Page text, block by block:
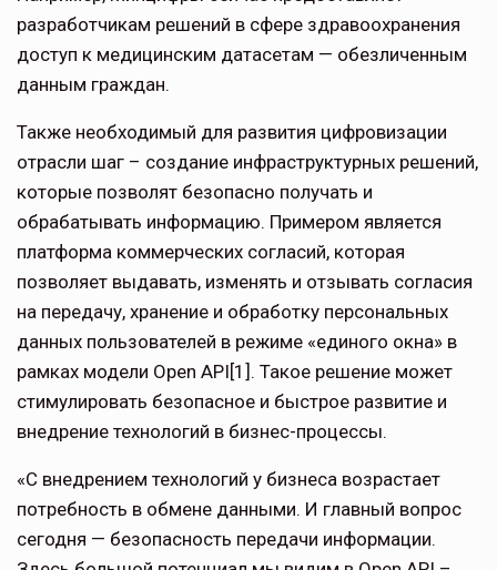
разработчикам решений в сфере здравоохранения
доступ к медицинским датасетам — обезличенным
данным граждан.
Также необходимый для развития цифровизации
отрасли шаг – создание инфраструктурных решений,
которые позволят безопасно получать и
обрабатывать информацию. Примером является
платформа коммерческих согласий, которая
позволяет выдавать, изменять и отзывать согласия
на передачу, хранение и обработку персональных
данных пользователей в режиме «единого окна» в
рамках модели Open API[1]. Такое решение может
стимулировать безопасное и быстрое развитие и
внедрение технологий в бизнес-процессы.
«С внедрением технологий у бизнеса возрастает
потребность в обмене данными. И главный вопрос
сегодня — безопасность передачи информации.